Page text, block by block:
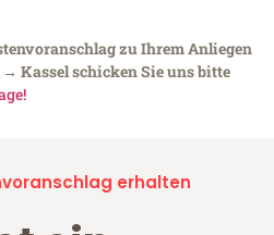
zu Ihrem Anliegen
Kassel schicken Sie uns bitte
erhalten